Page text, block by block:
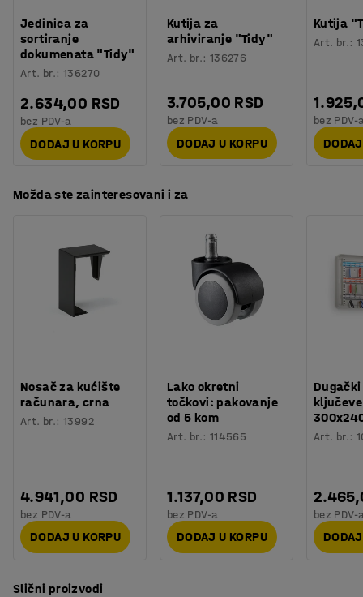
verzije mogu postaviti jedna pored druge bez vidljive
visinske razlike.
Paravani se sastoje od čvrstog drvenog okvira
ispunjenog kamenom vunom koja apsorbuje zvuk i
tkanine koja je otporna na habanje. Tkanina ima
sertifikat Oeko-Tek.
Težina: 21,5 kg
Montaža: Potrebno je sklapanje
Testiranje: ISO 354, EN 1023-2, EN 1023-3, EN 1023-1
Jedinica za
sortiranje
dokumenata "Tidy"
Art. br.:136270
2.634,00 RSD
bez PDV-a
DODAJ U KORPU
Kutija za
arhiviranje "Tidy"
Art. br.: 136276
3.705,00 RSD
bez PDV-a
DODAJ U KORPU
Kutija
Art. br.:
bez PDV-
Možda ste zainteresovani i za
Nosač za kućište
računara, crna
Art. br.:13992
4.941,00 RSD
bez PDV-a
DODAJ U KORPU
Lako okretni
točkovi: pakovanje
od 5 kom
Art. br.: 114565
1.137,00 RSD
bez PDV-a
DODAJ U KORPU
Art. br.:
bez PDV-
Slični proizvodi